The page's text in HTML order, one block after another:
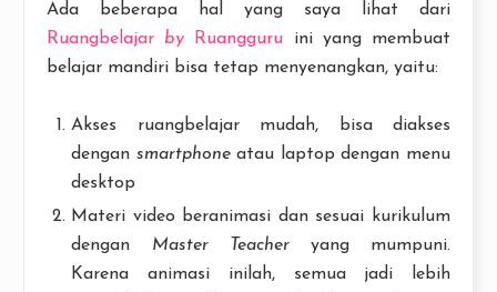
Ada beberapa hal yang saya lihat dari
Ruangbelajar by Ruangguru ini yang membuat
belajar mandiri bisa tetap menyenangkan, yaitu:
Akses ruangbelajar mudah, bisa diakses
dengan smartphoneatau laptop dengan menu
desktop
Materi video beranimasi dan sesuai kurikulum
dengan Master Teacher yang mumpuni.
Karena animasi inilah, semua jadi lebih